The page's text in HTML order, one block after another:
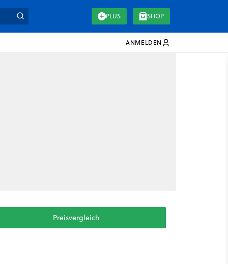
PLUS SHOP
ANMELDEN
Preisvergleich